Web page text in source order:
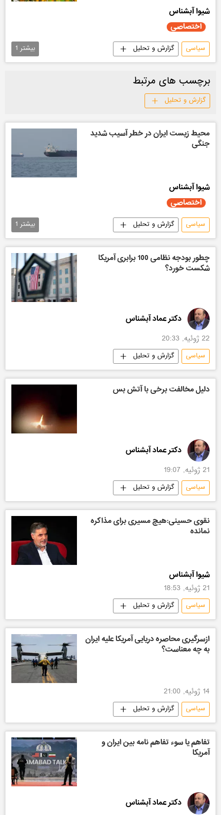
شیوا آبشناس
اختصاصی
سیاسی
گزارش و تحلیل
اختصاصی اسپوتنیک
بیشتر 1
برچسب های مرتبط
گزارش و تحلیل
محیط زیست ایران در خطر آسیب شدید
جنگی
شیوا آبشناس
اختصاصی
سیاسی
گزارش و تحلیل
اختصاصی اسپوتنیک
بیشتر 1
چطور بودجه نظامی 100 برابری آمریکا
شکست خورد؟
دکتر عماد آبشناس
22 ژوئیه, 20:33
سیاسی گزارش و تحلیل
دلیل مخالفت برخی با آتش بس
دکتر عماد آبشناس
21 ژوئیه, 19:07
سیاسی گزارش و تحلیل
نقوی حسینی:هیچ مسیری برای مذاکره
نمانده
شیوا آبشناس
21 ژوئیه, 18:53
سیاسی گزارش و تحلیل
ازسرگیری محاصره دریایی آمریکا علیه ایران
به چه معناست؟
14 ژوئیه, 21:00
سیاسی گزارش و تحلیل
تفاهم یا سوء تفاهم نامه بین ایران و
آمریکا
دکتر عماد آبشناس